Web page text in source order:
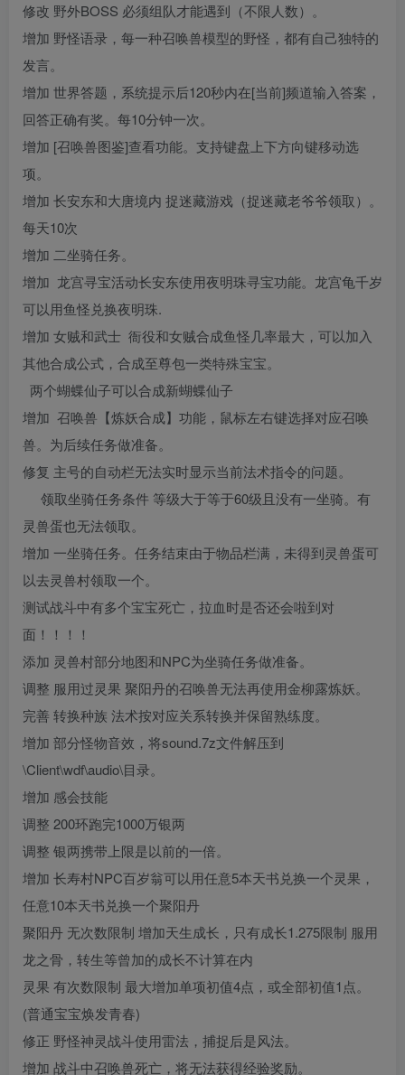
修改 野外BOSS 必须组队才能遇到（不限人数）。
增加 野怪语录，每一种召唤兽模型的野怪，都有自己独特的
发言。
增加 世界答题，系统提示后120秒内在[当前]频道输入答案，
回答正确有奖。每10分钟一次。
增加 [召唤兽图鉴]查看功能。支持键盘上下方向键移动选
项。
增加 长安东和大唐境内 捉迷藏游戏（捉迷藏老爷爷领取）。
每天10次
增加 二坐骑任务。
增加 龙宫寻宝活动长安东使用夜明珠寻宝功能。龙宫龟千岁
可以用鱼怪兑换夜明珠.
增加 女贼和武士 衙役和女贼合成鱼怪几率最大，可以加入
其他合成公式，合成至尊包一类特殊宝宝。
两个蝴蝶仙子可以合成新蝴蝶仙子
增加 召唤兽【炼妖合成】功能，鼠标左右键选择对应召唤
兽。为后续任务做准备。
修复 主号的自动栏无法实时显示当前法术指令的问题。
领取坐骑任务条件 等级大于等于60级且没有一坐骑。有
灵兽蛋也无法领取。
增加 一坐骑任务。任务结束由于物品栏满，未得到灵兽蛋可
以去灵兽村领取一个。
测试战斗中有多个宝宝死亡，拉血时是否还会啦到对
面！！！！
添加 灵兽村部分地图和NPC为坐骑任务做准备。
调整 服用过灵果 聚阳丹的召唤兽无法再使用金柳露炼妖。
完善 转换种族 法术按对应关系转换并保留熟练度。
增加 部分怪物音效，将sound.7z文件解压到
\Client\wdf\audio\目录。
增加 感会技能
调整 200环跑完1000万银两
调整 银两携带上限是以前的一倍。
增加 长寿村NPC百岁翁可以用任意5本天书兑换一个灵果，
任意10本天书兑换一个聚阳丹
聚阳丹 无次数限制 增加天生成长，只有成长1.275限制 服用
龙之骨，转生等曾加的成长不计算在内
灵果 有次数限制 最大增加单项初值4点，或全部初值1点。
(普通宝宝焕发青春)
修正 野怪神灵战斗使用雷法，捕捉后是风法。
增加 战斗中召唤兽死亡，将无法获得经验奖励。